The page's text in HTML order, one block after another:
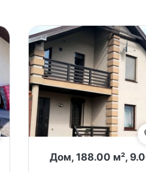
Дом, 188.00 м²,